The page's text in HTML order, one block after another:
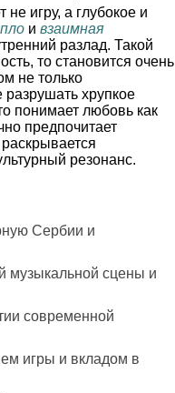
игру, а глубокое и
и взаимная
разлад. Такой
то становится очень
не только
разрушать хрупкое
понимает любовь как
предпочитает
резонанс.
Сербии и
музыкальной сцены и
современной
игры и вкладом в